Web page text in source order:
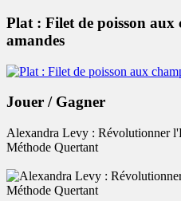
Plat : Filet de poisson aux
amandes
Jouer / Gagner
Alexandra Levy : Révolutionner
Méthode Quertant